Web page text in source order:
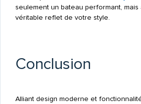
seulement un bateau performant, mais
véritable reflet de votre style.
Conclusion
Alliant design moderne et